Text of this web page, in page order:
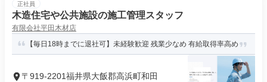
正社員
木造住宅や公共施設の施工管理スタッフ
有限会社平田木材店
【毎日18時までに退社可】未経験歓迎 残業少なめ 有給取得率高め
〒919-2201福井県大飯郡高浜町和田